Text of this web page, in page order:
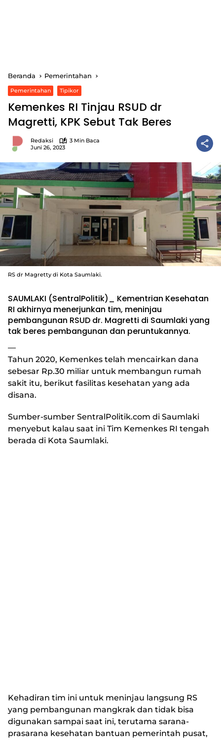
Beranda Pemerintahan
Pemerintahan Tipikor
Kemenkes RI Tinjau RSUD dr
Magretti, KPK Sebut Tak Beres
Redaksi
3 Min Baca
Juni 26, 2023
RS dr Magretty di Kota Saumlaki.
SAUMLAKI (SentralPolitik)_ Kementrian Kesehatan
RI akhirnya menerjunkan tim, meninjau
pembangunan RSUD dr. Magretti di Saumlaki yang
tak beres pembangunan dan peruntukannya.
—
Tahun 2020, Kemenkes telah mencairkan dana
sebesar Rp.30 miliar untuk membangun rumah
sakit itu, berikut fasilitas kesehatan yang ada
disana.
Sumber-sumber SentralPolitik.com di Saumlaki
menyebut kalau saat ini Tim Kemenkes RI tengah
berada di Kota Saumlaki.
Kehadiran tim ini untuk meninjau langsung RS
yang pembangunan mangkrak dan tidak bisa
digunakan sampai saat ini, terutama sarana-
prasarana kesehatan bantuan pemerintah pusat,